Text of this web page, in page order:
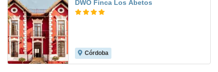
DWO Finca Los Abetos
Córdoba